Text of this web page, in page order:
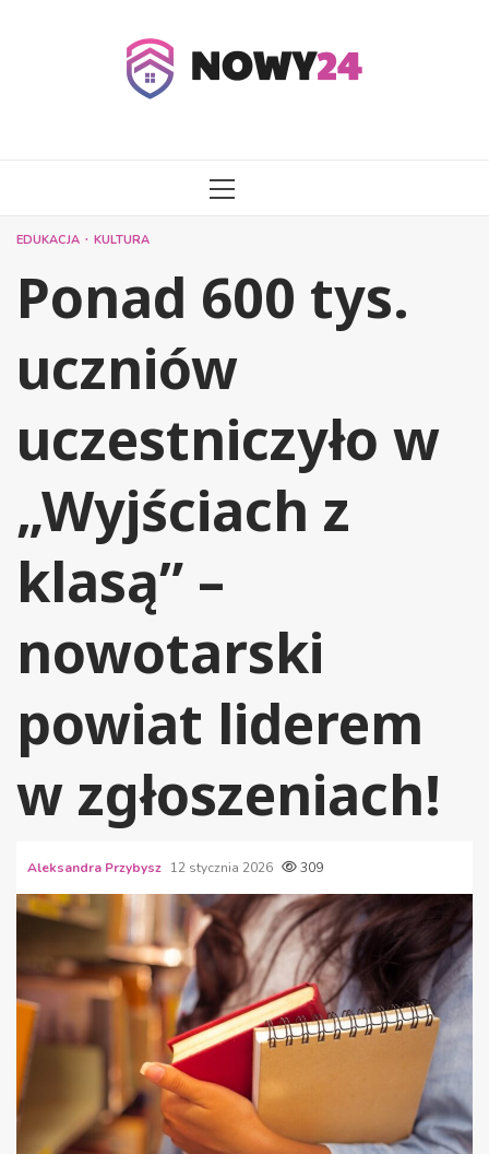
MENU
EDUKACJA KULTURA
Ponad 600 tys.
uczniów
uczestniczyło w
„Wyjściach z
klasą” –
nowotarski
powiat liderem
w zgłoszeniach!
Aleksandra Przybysz 12 stycznia 2026 309